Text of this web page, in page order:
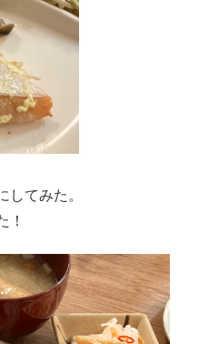
してみた。
！